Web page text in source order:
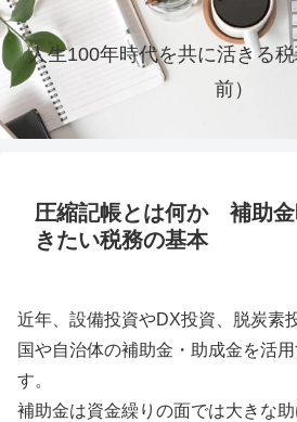
人生100年時代を共に活きる
前）
圧縮記帳とは何か 補助金
きたい税務の基本
近年、設備投資やDX投資、脱炭素
国や自治体の補助金・助成金を活
す。
補助金は資金繰りの面では大きな